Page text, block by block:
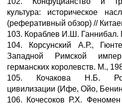
культура: историческое
(реферативный обзор) //
103. Кораблев И.Ш. Ганнибал.
104. Корсунский А.Р.,
Западной Римской
германских королевств. М.,
105. Кочакова Н.Б.
цивилизации (Ифе, Ойо,
106. Кочесоков Р.Х. Феномен